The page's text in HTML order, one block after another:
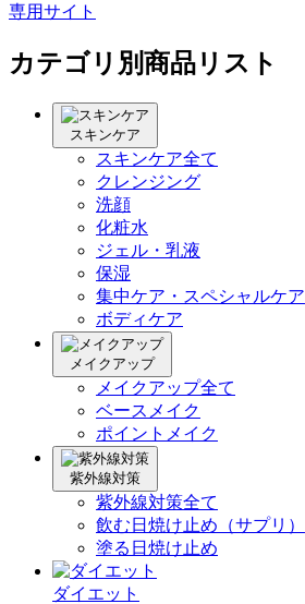
専用サイト
カテゴリ別商品リスト
スキンケア
スキンケア全て
クレンジング
洗顔
化粧水
ジェル・乳液
保湿
集中ケア・スペシャルケア
ボディケア
メイクアップ
メイクアップ全て
ベースメイク
ポイントメイク
紫外線対策
紫外線対策全て
飲む日焼け止め（サプリ）
塗る日焼け止め
ダイエット